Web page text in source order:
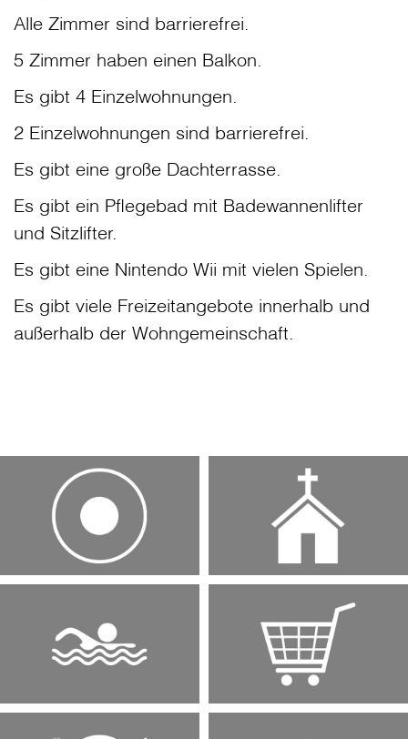
Alle Zimmer sind barrierefrei.
5 Zimmer haben einen Balkon.
Es gibt 4 Einzelwohnungen.
2 Einzelwohnungen sind barrierefrei.
Es gibt eine große Dachterrasse.
Es gibt ein Pflegebad mit Badewannenlifter
und Sitzlifter.
Es gibt eine Nintendo Wii mit vielen Spielen.
Es gibt viele Freizeitangebote innerhalb und
außerhalb der Wohngemeinschaft.